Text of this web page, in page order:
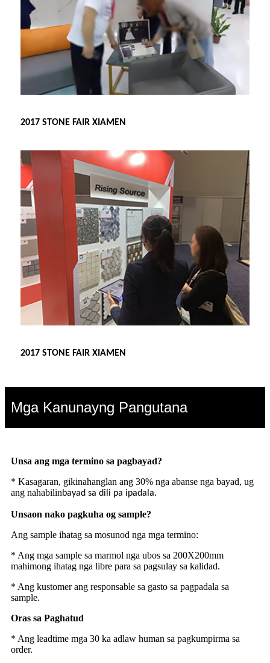
2017 STONE FAIR XIAMEN
2017 STONE FAIR XIAMEN
Mga Kanunayng Pangutana
Unsa ang mga termino sa pagbayad?
* Kasagaran, gikinahanglan ang 30% nga abanse nga bayad, ug
ang nahabilinbayad sa dili pa ipadala.
Unsaon nako pagkuha og sample?
Ang sample ihatag sa mosunod nga mga termino:
* Ang mga sample sa marmol nga ubos sa 200X200mm
mahimong ihatag nga libre para sa pagsulay sa kalidad.
* Ang kustomer ang responsable sa gasto sa pagpadala sa
sample.
Oras sa Paghatud
* Ang leadtime mga 30 ka adlaw human sa pagkumpirma sa
order.